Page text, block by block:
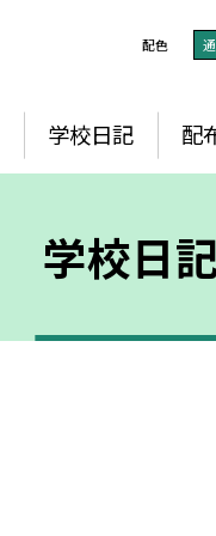
配色
学校日記 配
学校日